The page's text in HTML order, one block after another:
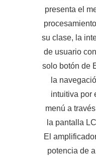
presenta el
su clase, la
de usuario
solo botón de
la
intuitiva por
menú a
la pantalla
El
potencia de